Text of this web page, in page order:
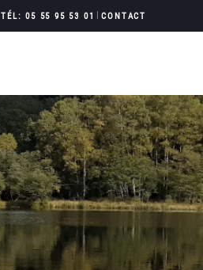
TÉL: 05 55 95 53 01 |CONTACT